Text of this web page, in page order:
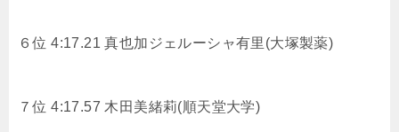
６位 4:17.21真也加ジェルーシャ有里(大塚製薬)
７位 4:17.57 木田美緒莉(順天堂大学)